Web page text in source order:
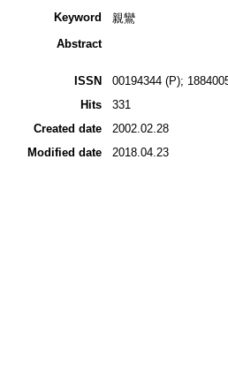
Keyword
親鸞
Abstract
ISSN
00194344 (P);
Hits
331
Created date
2002.02.28
Modified date
2018.04.23